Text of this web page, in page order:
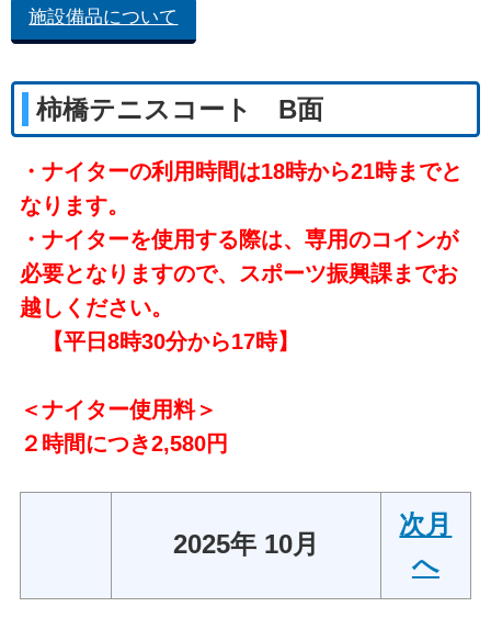
施設備品について
柿橋テニスコート B面
・ナイターの利用時間は18時から21時までと
なります。
・ナイターを使用する際は、専用のコインが
必要となりますので、スポーツ振興課までお
越しください。
【平日8時30分から17時】
＜ナイター使用料＞
２時間につき2,580円
2025年 10月
次月
へ